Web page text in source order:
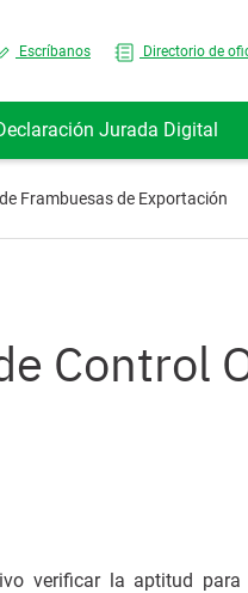
Escríbanos Directorio de
Jurada Digital
Frambuesas de Exportación
Control
verificar la aptitud para